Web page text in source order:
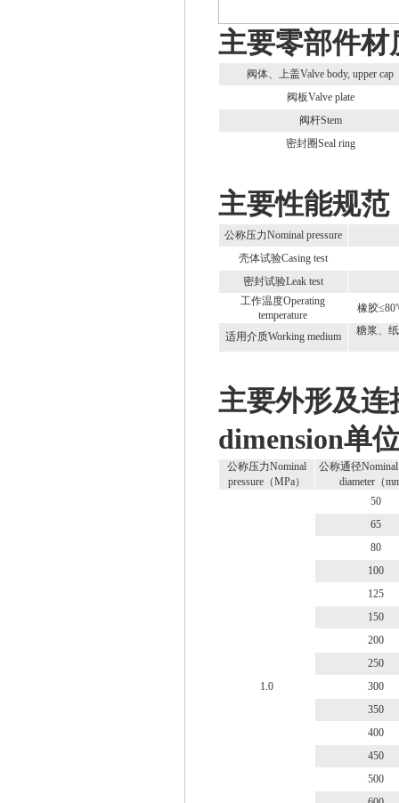
主要零部件材
阀体、上盖Valve body, upper cap
阀板Valve plate
阀杆Stem
密封圈Seal ring
主要性能规
公称压力Nominal pressure
壳体试验Casing test
密封试验Leak test
工作温度Operating
temperature
橡胶
适用介质Working medium 糖浆、
主要外形及连
dimension单
公称压力Nominal
pressure（MPa）
公称通径Nominal
diameter（
1.0
50
65
80
100
125
150
200
250
300
350
400
450
500